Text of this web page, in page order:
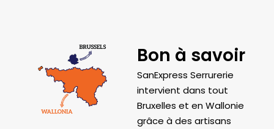
Bon à savoir​
SanExpress Serrurerie
intervient dans tout
Bruxelles et en Wallonie
grâce à des artisans